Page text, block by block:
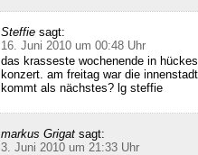
Steffie sagt:
16. Juni 2010 um 00:48 Uhr
das krasseste wochenende in
konzert. am freitag war die
kommt als nächstes? lg steffie
markus Grigat sagt:
3. Juni 2010 um 21:33 Uhr